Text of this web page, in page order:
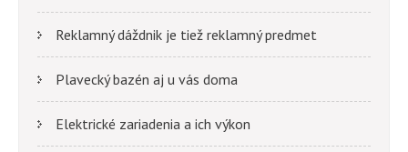
Reklamný dáždnik je tiež reklamný predmet
Plavecký bazén aj u vás doma
Elektrické zariadenia a ich výkon